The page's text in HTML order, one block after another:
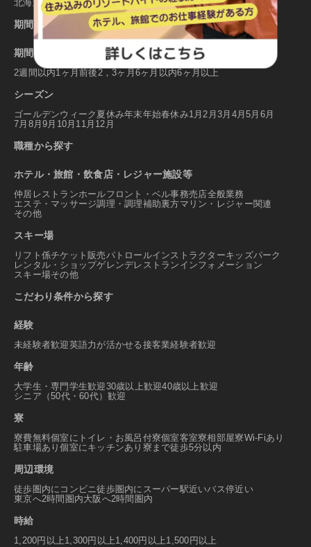
北海道東北関東北陸甲信越東海関西中国四国九州沖縄
期間から探す
期間
2週間以内1ヶ月前後2，3ヶ月 6ヶ月以内6ヶ月以上
シーズン
ゴールデンウィーク 夏休み年末年始春休み1月2月3月 4月5月 6月
7月 8月9月 10月 11月 12月
職種から探す
ホテル・旅館・飲食店・レジャー施設等
仲居 レストランホールフロント・ベル事務売店全般業務
エステ・マッサージ調理・調理補助裏方マリン・レジャー関連
その他
スキー場
リフト係チケット販売パトロールインストラクターキッズパーク
レンタル・ショップゲレンデレストラン インフォメーション
スキー場その他
こだわり条件から探す
経験
未経験者歓迎英語力が活かせる接客業経験者歓迎
年齢
大学生・専門学生歓迎30歳以上歓迎40歳以上歓迎
シニア（50代・60代）歓迎
寮
寮費無料個室にトイレ・お風呂付寮個室客室寮相部屋寮Wi-Fiあり
駐車場あり個室にキッチンあり 寮まで徒歩5分以内
周辺環境
徒歩圏内にコンビニ徒歩圏内にスーパー駅近いバス停近い
東京へ2時間圏内大阪へ2時間圏内
時給
1,200円以上1,300円以上1,400円以上1,500円以上